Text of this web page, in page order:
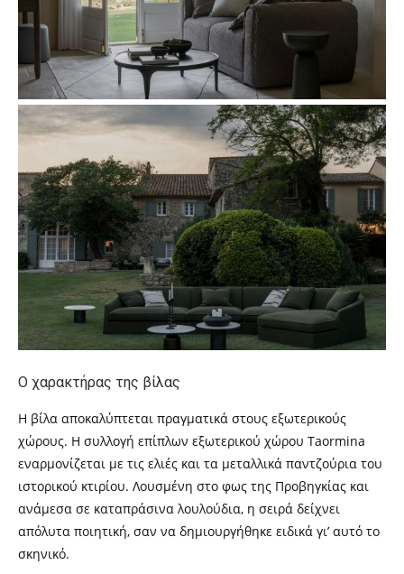
Ο χαρακτήρας της βίλας
Η βίλα αποκαλύπτεται πραγματικά στους εξωτερικούς
χώρους. Η συλλογή επίπλων εξωτερικού χώρου Taormina
εναρμονίζεται με τις ελιές και τα μεταλλικά παντζούρια του
ιστορικού κτιρίου. Λουσμένη στο φως της Προβηγκίας και
ανάμεσα σε καταπράσινα λουλούδια, η σειρά δείχνει
απόλυτα ποιητική, σαν να δημιουργήθηκε ειδικά γι’ αυτό το
σκηνικό.